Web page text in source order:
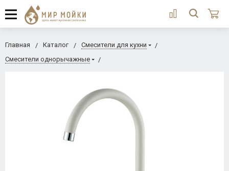
Главная Каталог
Смесители для кухни
Смесители однорычажные